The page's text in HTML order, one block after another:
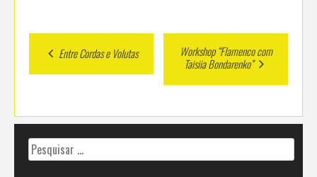
PostEntre Cordas e Volutas
Workshop “Flamenco com
Taisiia Bondarenko”
Pesquisar
por: